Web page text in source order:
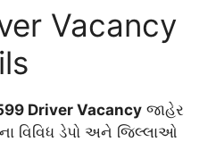
Vacancy
Driver Vacancy જાહેર
વિવિધ ડેપો અને જિલ્લાઓ